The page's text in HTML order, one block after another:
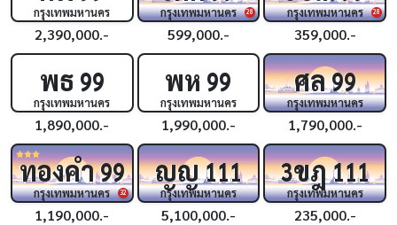
กรุงเทพมหานคร
2,390,000.-
28
กรุงเทพมหานคร
599,000.-
28
กรุงเทพมหานคร
359,000.-
พธ 99
กรุงเทพมหานคร
1,890,000.-
พห 99
กรุงเทพมหานคร
1,990,000.-
ศล99
กรุงเทพมหานคร
1,790,000.-
32
ทองคำ99
กรุงเทพมหานคร
1,190,000.-
ญญ111
กรุงเทพมหานคร
5,100,000.-
3ขฎ111
กรุงเทพมหานคร
235,000.-